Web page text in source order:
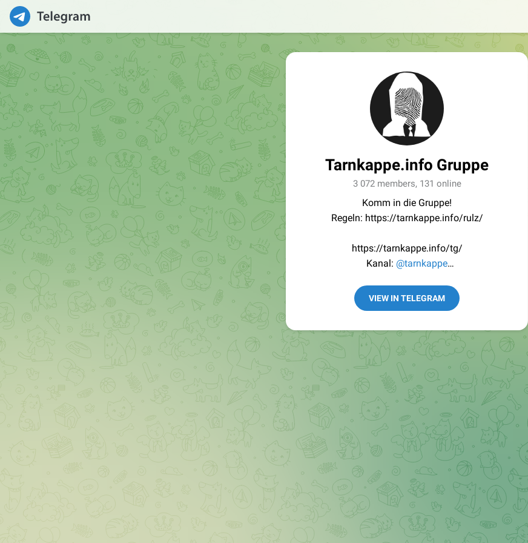
Tarnkappe.info Gruppe
3 072 members, 131 online
Komm in die Gruppe!
Regeln: https://tarnkappe.info/rulz/
https://tarnkappe.info/tg/
Kanal: @tarnkappe
Best of:@bestoftarnkappe
VIEW IN TELEGRAM